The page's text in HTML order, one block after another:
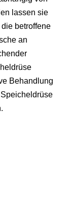
lassen sie
betroffene
an
Behandlung